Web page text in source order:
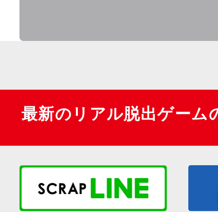
最新のリアル脱出ゲーム